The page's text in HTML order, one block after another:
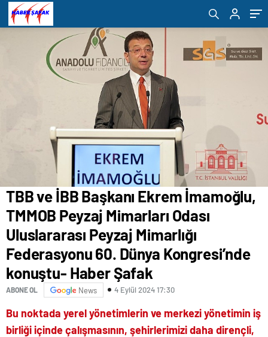
Peyzaj Mimarlığı Federasyonu 60. Dünya
Kongresi’nde konuştu- Haber Şafak
TBB ve İBB Başkanı Ekrem İmamoğlu,
TMMOB Peyzaj Mimarları Odası
Uluslararası Peyzaj Mimarlığı
Federasyonu 60. Dünya Kongresi’nde
konuştu- Haber Şafak
ABONE OL News 4 Eylül 2024 17:30
Bu noktada yerel yönetimlerin ve merkezi yönetimin iş
birliği içinde çalışmasının, şehirlerimizi daha dirençli,
servis araçlarına yönelik kapsamlı bir
denetim gerçekleştirdi.- Haber Şafak